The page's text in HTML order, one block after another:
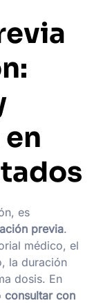
es
previa.
médico, el
la duración
dosis. En
consultar con